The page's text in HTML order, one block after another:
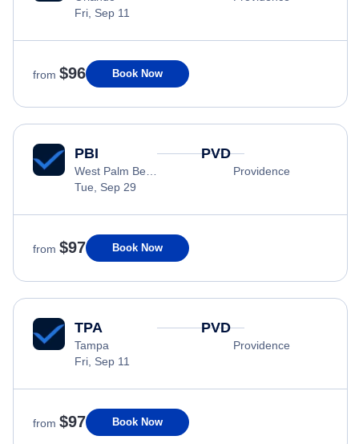
Fri, Sep 11
from $96 Book Now
PBI
West Palm Beach
Tue, Sep 29
PVD
Providence
from $97 Book Now
TPA
Tampa
Fri, Sep 11
PVD
Providence
from $97 Book Now